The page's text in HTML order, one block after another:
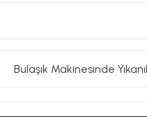
Bulaşık Makinesinde